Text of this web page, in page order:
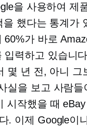
을 사용하여 제
을 했다는 통계가
60%가 바로
입력하고 있습니
몇 년 전, 아니 그
실을 보고 사람들
시작했을 때
. 이제 Google이